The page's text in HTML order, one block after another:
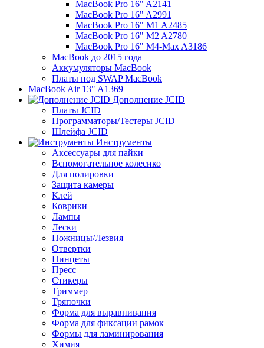
MacBook Pro 16" A2141
MacBook Pro 16" A2991
MacBook Pro 16" M1 A2485
MacBook Pro 16" M2 A2780
MacBook Pro 16" M4-Max A3186
MacBook до 2015 года
Аккумуляторы MacBook
Платы под SWAP MacBook
MacBook Air 13" A1369
Дополнение JCID
Платы JCID
Программаторы/Тестеры JCID
Шлейфа JCID
Инструменты
Аксессуары для пайки
Вспомогательное колесико
Для полировки
Защита камеры
Клей
Коврики
Лампы
Лески
Ножницы/Лезвия
Отвертки
Пинцеты
Пресс
Стикеры
Триммер
Тряпочки
Форма для выравнивания
Форма для фиксации рамок
Формы для ламинирования
Химия